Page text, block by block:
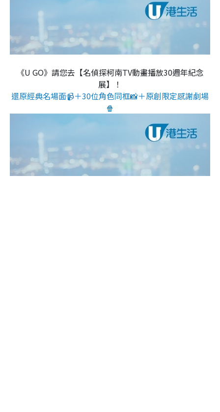
《U GO》請您去【名偵探柯南TV動畫播放30週年紀念
展】！
還原經典名場面📹＋30位角色同框📸＋原創限定感謝劇場
🍿